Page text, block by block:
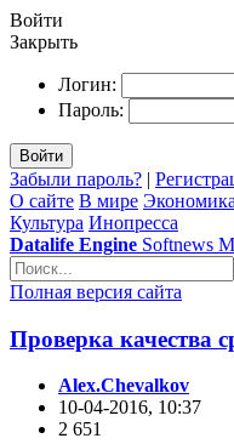
Войти
Закрыть
Логин:
Пароль:
Войти
Забыли пароль? |
О сайте В мире Экономика
Культура Инопресса
Datalife Engine Softnews
Полная версия сайта
Проверка качества
Alex.Chevalkov
10-04-2016, 10:37
2 651